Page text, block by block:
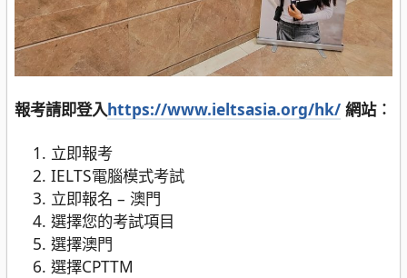
報考請即登入https://www.ieltsasia.org/hk/ 網站︰
立即報考
IELTS電腦模式考試
立即報名 – 澳門
選擇您的考試項目
選擇澳門
選擇CPTTM